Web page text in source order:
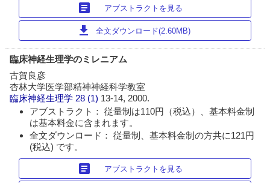
article アブストラクトを見る
download 全文ダウンロード(2.60MB)
臨床神経生理学のミレニアム
古賀良彦
杏林大学医学部精神神経科学教室
臨床神経生理学 28 (1) 13-14, 2000.
アブストラクト： 従量制は110円（税込）、基本料金制
は基本料金に含まれます。
全文ダウンロード： 従量制、基本料金制の方共に121円
(税込) です。
article アブストラクトを見る